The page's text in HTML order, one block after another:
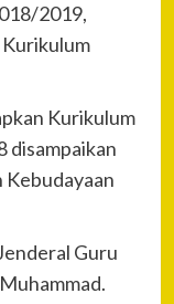
2019,
Kurikulum
Kurikulum
disampaikan
Kebudayaan
Guru